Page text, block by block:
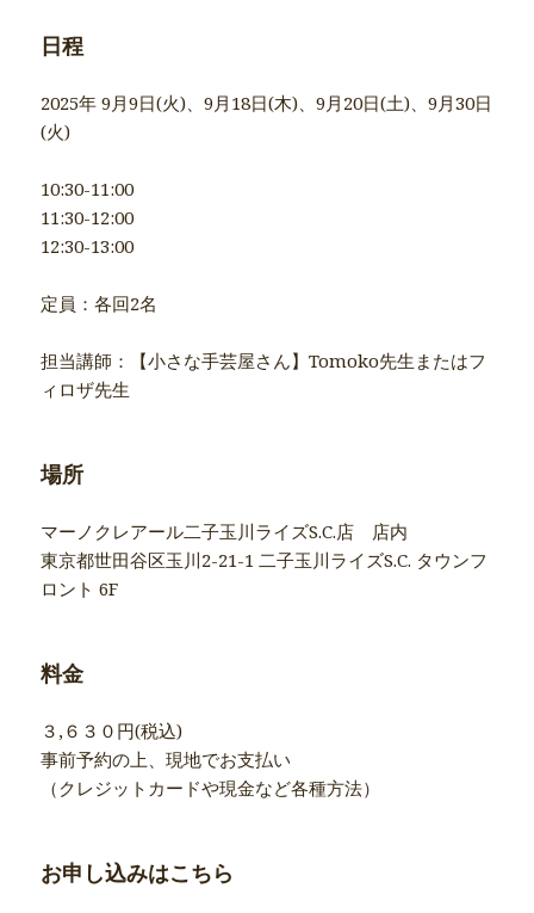
日程
2025年 9月9日(火)、9月18日(木)、9月20日(土)、9月30日
(火)
10:30-11:00
11:30-12:00
12:30-13:00
定員：各回2名
担当講師：【小さな手芸屋さん】Tomoko先生またはフ
ィロザ先生
場所
マーノクレアール二子玉川ライズS.C.店 店内
東京都世田谷区玉川2-21-1 二子玉川ライズS.C. タウンフ
ロント 6F
料金
３,６３０円(税込)
事前予約の上、現地でお支払い
（クレジットカードや現金など各種方法）
お申し込みはこちら